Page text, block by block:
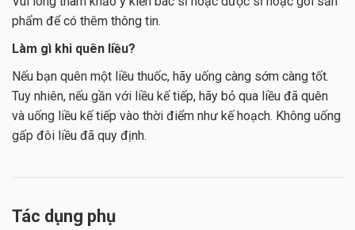
phẩm để có thêm thông tin.
Làm gì khi quên liều?
Nếu bạn quên một liều thuốc, hãy uống càng sớm càng tốt.
Tuy nhiên, nếu gần với liều kế tiếp, hãy bỏ qua liều đã quên
và uống liều kế tiếp vào thời điểm như kế hoạch. Không uống
gấp đôi liều đã quy định.
Tác dụng phụ